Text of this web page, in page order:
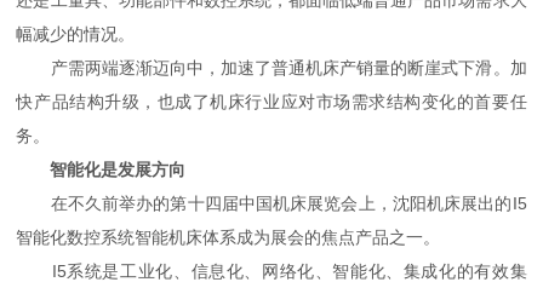
幅减少的情况。
产需两端逐渐迈向中，加速了普通机床产销量的断崖式下滑。加
快产品结构升级，也成了机床行业应对市场需求结构变化的首要任
务。
智能化是发展方向
在不久前举办的第十四届中国机床展览会上，沈阳机床展出的I5
智能化数控系统智能机床体系成为展会的焦点产品之一。
I5系统是工业化、信息化、网络化、智能化、集成化的有效集